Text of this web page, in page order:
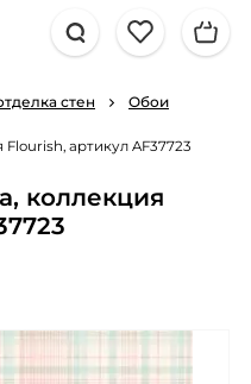
стен
Обои
артикул AF37723
коллекция